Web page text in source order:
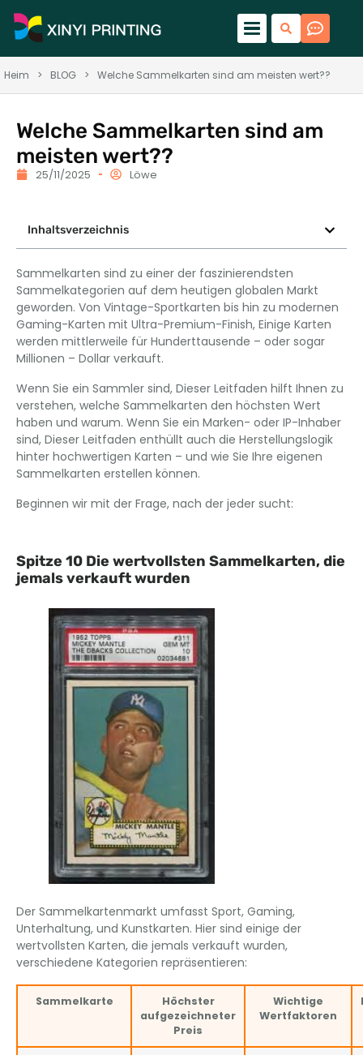
Heim > BLOG > Welche Sammelkarten sind am meisten wert??
Welche Sammelkarten sind am
meisten wert??
25/11/2025 Löwe
Inhaltsverzeichnis
Sammelkarten sind zu einer der faszinierendsten
Sammelkategorien auf dem heutigen globalen Markt
geworden. Von Vintage-Sportkarten bis hin zu modernen
Gaming-Karten mit Ultra-Premium-Finish, Einige Karten
werden mittlerweile für Hunderttausende – oder sogar
Millionen – Dollar verkauft.
Wenn Sie ein Sammler sind, Dieser Leitfaden hilft Ihnen zu
verstehen, welche Sammelkarten den höchsten Wert
haben und warum. Wenn Sie ein Marken- oder IP-Inhaber
sind, Dieser Leitfaden enthüllt auch die Herstellungslogik
hinter hochwertigen Karten – und wie Sie Ihre eigenen
Sammelkarten erstellen können.
Beginnen wir mit der Frage, nach der jeder sucht:
Spitze 10 Die wertvollsten Sammelkarten, die
jemals verkauft wurden
Der Sammelkartenmarkt umfasst Sport, Gaming,
Unterhaltung, und Kunstkarten. Hier sind einige der
wertvollsten Karten, die jemals verkauft wurden,
verschiedene Kategorien repräsentieren:
Sammelkarte
Höchster
aufgezeichneter
Preis
Wichtige
Wertfaktoren